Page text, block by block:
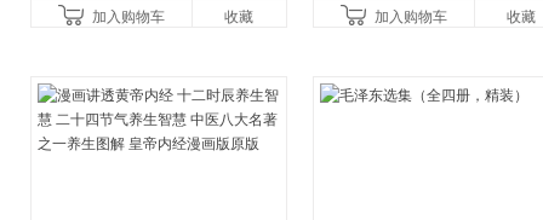
加入购物车 收藏
国青年出版社加入购物车 收藏